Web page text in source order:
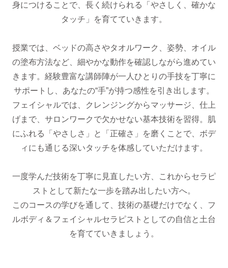
身につけることで、長く続けられる「やさしく、確かな
タッチ」を育てていきます。
授業では、ベッドの高さやタオルワーク、姿勢、オイル
の塗布方法など、細やかな動作を確認しながら進めてい
きます。経験豊富な講師陣が一人ひとりの手技を丁寧に
サポートし、あなたの“手”が持つ感性を引き出します。
フェイシャルでは、クレンジングからマッサージ、仕上
げまで、サロンワークで欠かせない基本技術を習得。肌
にふれる「やさしさ」と「正確さ」を磨くことで、ボデ
ィにも通じる深いタッチを体感していただけます。
一度学んだ技術を丁寧に見直したい方、これからセラピ
ストとして新たな一歩を踏み出したい方へ。
このコースの学びを通して、技術の基礎だけでなく、フ
ルボディ＆フェイシャルセラピストとしての自信と土台
を育てていきましょう。